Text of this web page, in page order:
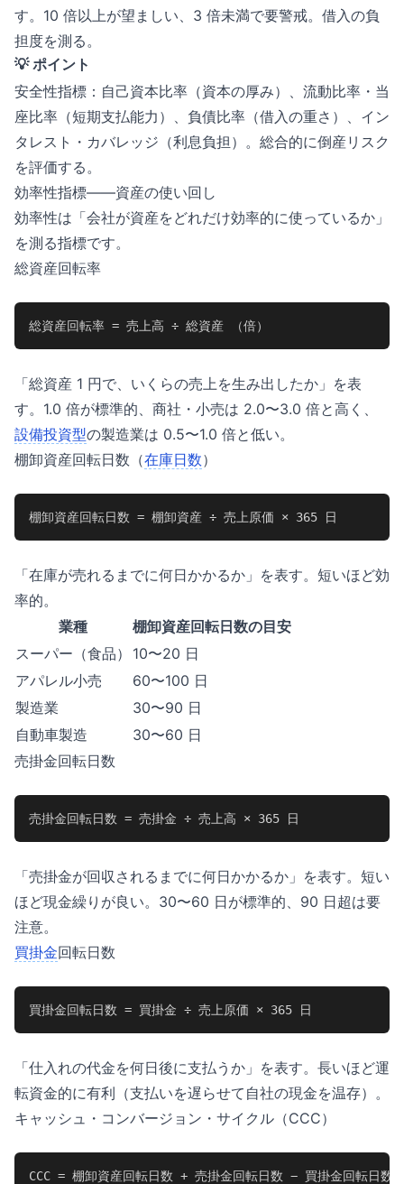
す。10 倍以上が望ましい、3 倍未満で要警戒。借入の負
担度を測る。
💡 ポイント
安全性指標：自己資本比率（資本の厚み）、流動比率・当
座比率（短期支払能力）、負債比率（借入の重さ）、イン
タレスト・カバレッジ（利息負担）。総合的に倒産リスク
を評価する。
効率性指標——資産の使い回し
効率性は「会社が資産をどれだけ効率的に使っているか」
を測る指標です。
総資産回転率
総資産回転率 = 売上高 ÷ 総資産 （倍）
「総資産 1 円で、いくらの売上を生み出したか」を表
す。1.0 倍が標準的、商社・小売は 2.0〜3.0 倍と高く、
設備投資型の製造業は 0.5〜1.0 倍と低い。
棚卸資産回転日数（在庫日数）
棚卸資産回転日数 = 棚卸資産 ÷ 売上原価 × 365 日
「在庫が売れるまでに何日かかるか」を表す。短いほど効
率的。
業種
棚卸資産回転日数の目安
スーパー（食品）
10〜20 日
アパレル小売
60〜100 日
製造業
30〜90 日
自動車製造
30〜60 日
売掛金回転日数
売掛金回転日数 = 売掛金 ÷ 売上高 × 365 日
「売掛金が回収されるまでに何日かかるか」を表す。短い
ほど現金繰りが良い。30〜60 日が標準的、90 日超は要
注意。
買掛金回転日数
買掛金回転日数 = 買掛金 ÷ 売上原価 × 365 日
「仕入れの代金を何日後に支払うか」を表す。長いほど運
転資金的に有利（支払いを遅らせて自社の現金を温存）。
キャッシュ・コンバージョン・サイクル（CCC）
CCC = 棚卸資産回転日数 + 売掛金回転日数 − 買掛金回転日数